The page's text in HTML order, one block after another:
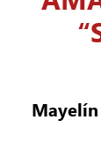
Mayelín